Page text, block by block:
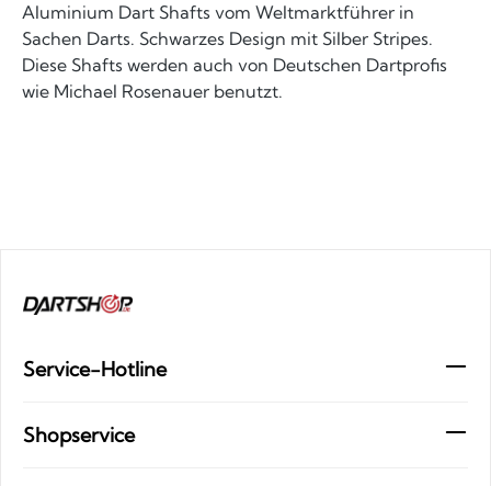
Aluminium Dart Shafts vom Weltmarktführer in
Sachen Darts. Schwarzes Design mit Silber Stripes.
Diese Shafts werden auch von Deutschen Dartprofis
wie Michael Rosenauer benutzt.
Service-Hotline
Shopservice